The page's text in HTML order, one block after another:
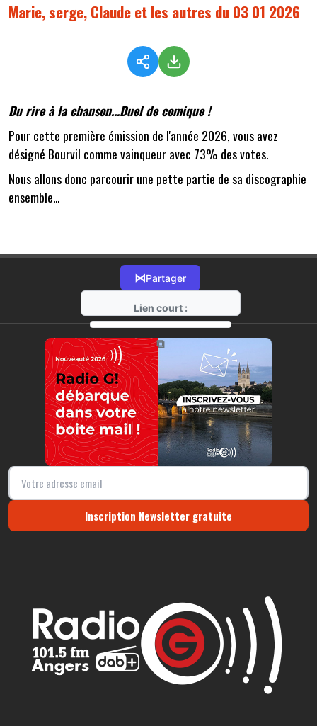
Marie, serge, Claude et les autres du 03 01 2026
Du rire à la chanson...Duel de comique !
Pour cette première émission de l'année 2026, vous avez
désigné Bourvil comme vainqueur avec 73% des votes.
Nous allons donc parcourir une pette partie de sa discographie
ensemble...
⋈Partager
Lien court :
https://radio-g.fr?20287
⧉
Inscription Newsletter gratuite